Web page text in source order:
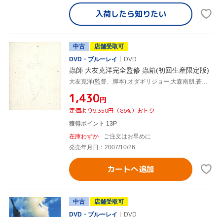
入荷したら知りたい
中古
店舗受取可
DVD・ブルーレイ
DVD
蟲師 大友克洋完全監修 蟲箱(初回生産限定版)
大友克洋(監督、脚本),オダギリジョー,大森南朋,蒼井優,江角マキコ,漆原友紀(原作)
¥1,430円
定価より9,350円（86%）おトク
獲得ポイント 13P
在庫わずか
ご注文はお早めに
発売年月日：2007/10/26
カートへ追加
中古
店舗受取可
DVD・ブルーレイ
DVD